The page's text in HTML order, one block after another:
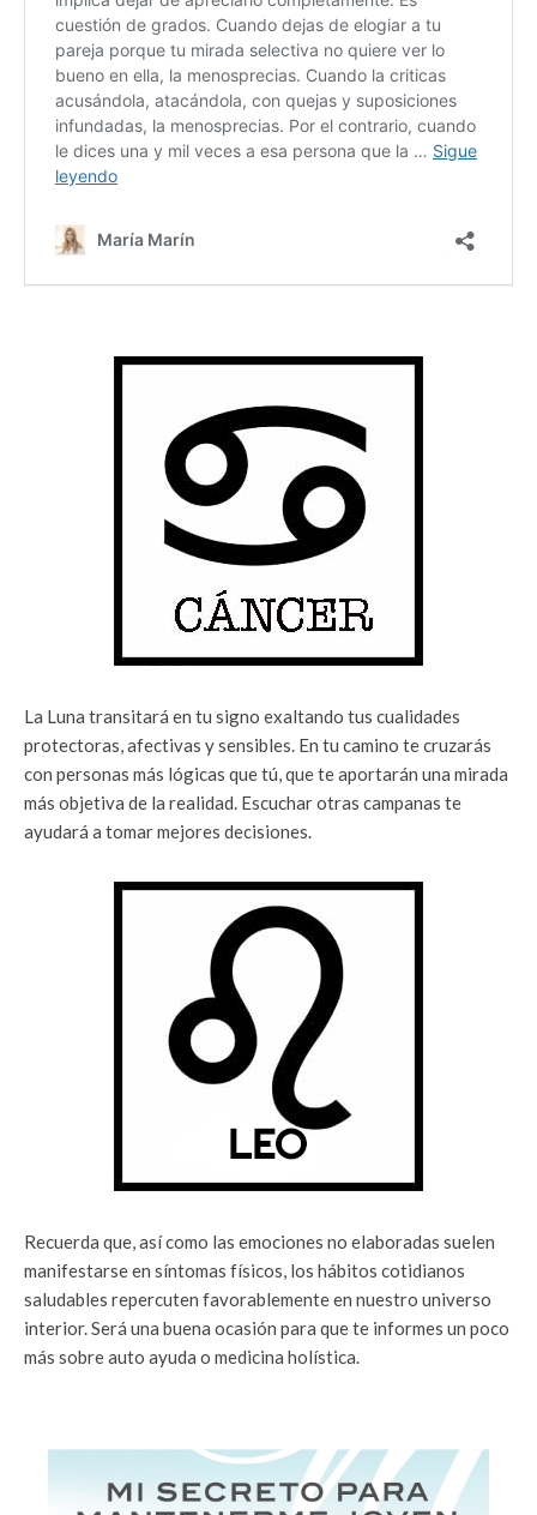
La Luna transitará en tu signo exaltando tus cualidades
protectoras, afectivas y sensibles. En tu camino te cruzarás
con personas más lógicas que tú, que te aportarán una mirada
más objetiva de la realidad. Escuchar otras campanas te
ayudará a tomar mejores decisiones.
Recuerda que, así como las emociones no elaboradas suelen
manifestarse en síntomas físicos, los hábitos cotidianos
saludables repercuten favorablemente en nuestro universo
interior. Será una buena ocasión para que te informes un poco
más sobre auto ayuda o medicina holística.